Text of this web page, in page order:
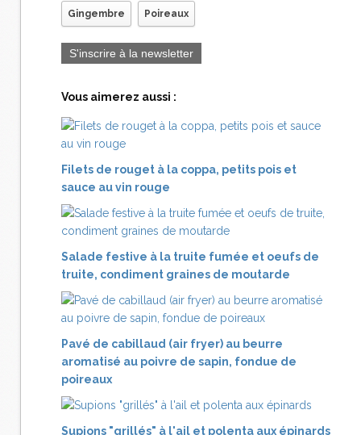
Gingembre Poireaux
S'inscrire à la newsletter
Vous aimerez aussi :
Filets de rouget à la coppa, petits pois et
sauce au vin rouge
Salade festive à la truite fumée et oeufs de
truite, condiment graines de moutarde
Pavé de cabillaud (air fryer) au beurre
aromatisé au poivre de sapin, fondue de
poireaux
Supions "grillés" à l'ail et polenta aux épinards